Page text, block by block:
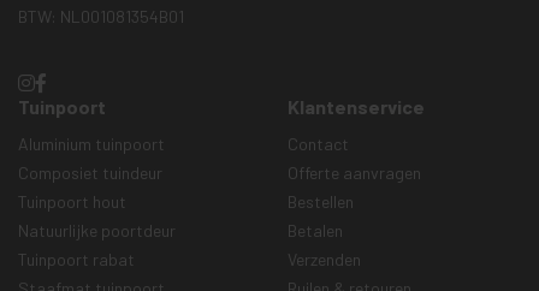
BTW: NL001081354B01
Tuinpoort
Aluminium tuinpoort
Composiet tuindeur
Tuinpoort hout
Natuurlijke poortdeur
Tuinpoort rabat
Klantenservice
Contact
Offerte aanvragen
Bestellen
Betalen
Verzenden